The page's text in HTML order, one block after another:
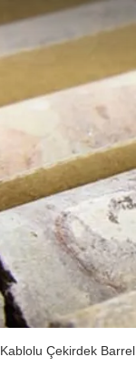
Kablolu Çekirdek Barrel